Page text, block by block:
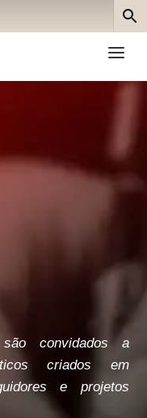
a
convidados a
criados em
e projetos